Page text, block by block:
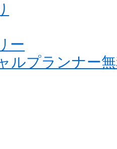
ー
ルプランナー